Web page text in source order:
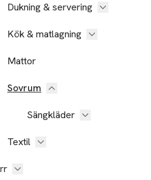
Dukning & servering
Kök & matlagning
Mattor
Sovrum
Sängkläder
Textil